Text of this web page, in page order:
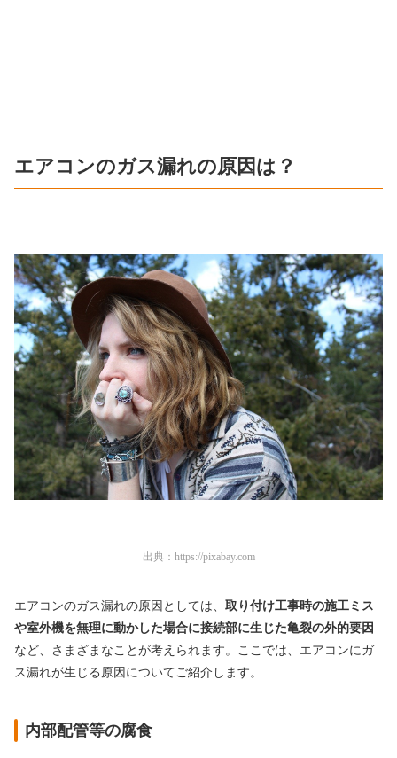
エアコンのガス漏れの原因は？
出典： https://pixabay.com
エアコンのガス漏れの原因としては、 取り付け工事時の施工ミス
や室外機を無理に動かした場合に接続部に生じた亀裂の外的要因
など、さまざまなことが考えられます。ここでは、エアコンにガ
ス漏れが生じる原因についてご紹介します。
内部配管等の腐食